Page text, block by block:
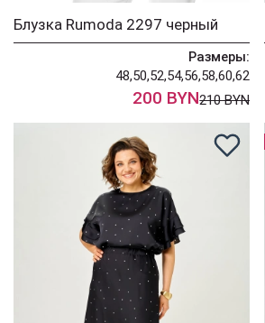
Блузка Rumoda 2297 черный
Размеры:
48,50,52,54,56,58,60,62
200 BYN210 BYN